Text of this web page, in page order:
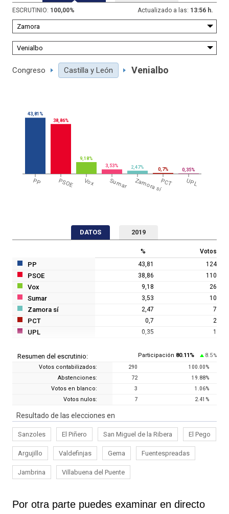
ESCRUTINIO: 100,00% Actualizado a las: 13:56 h.
Congreso Castilla y León Venialbo
PP PSOE Vox Sumar Zamora síPCT UPL
43,81%
38,86%
9,18%
3,53%
2,47% 0,7% 0,35%
DATOS 2019
% Votos
PP 43,81 124
PSOE 38,86 110
Vox 9,18 26
Sumar 3,53 10
Zamora sí 2,47 7
PCT 0,7 2
UPL 0,35 1
Resumen del escrutinio: Participación 80.11% 8.5 %
Votos contabilizados: 290 100.00%
Abstenciones: 72 19.88%
Votos en blanco: 3 1.06%
Votos nulos: 7 2.41 %
Resultado de las elecciones en
Sanzoles El Piñero San Miguel de la Ribera El Pego
Argujillo Valdefinjas Gema Fuentespreadas
Jambrina Villabuena del Puente
Por otra parte puedes examinar en directo